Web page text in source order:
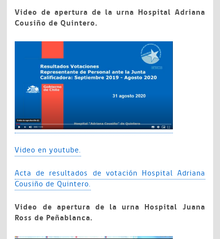
Video de apertura de la urna Hospital Adriana
Cousiño de Quintero.
Video en youtube.
Acta de resultados de votación Hospital Adriana
Cousiño de Quintero.
Video de apertura de la urna Hospital Juana
Ross de Peñablanca.